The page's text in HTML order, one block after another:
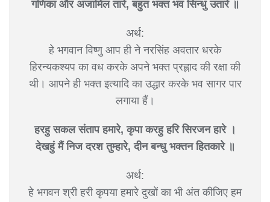
गणिका और अजामिल तारे, बहुत भक्त भव सिन्धु उतारे ॥
अर्थ:
हे भगवान विष्णु आप ही ने नरसिंह अवतार धरके
हिरन्यकश्यप का वध करके अपने भक्त प्रह्लाद की रक्षा की
थी। आपने ही भक्त इत्यादि का उद्धार करके भव सागर पार
लगाया हैं।
हरहु सकल संताप हमारे, कृपा करहु हरि सिरजन हारे ।
देखहुं मैं निज दरश तुम्हारे, दीन बन्धु भक्तन हितकारे ॥
अर्थ:
हे भगवन श्री हरी कृपया हमारे दुखों का भी अंत कीजिए हम